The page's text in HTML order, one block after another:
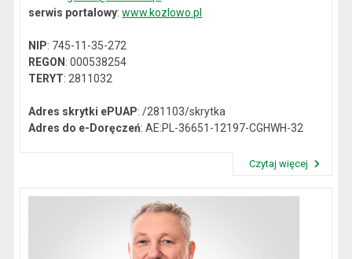
serwis portalowy:www.kozlowo.pl
NIP: 745-11-35-272
REGON: 000538254
TERYT: 2811032
Adres skrytki ePUAP: /281103/skrytka
Adres do e-Doręczeń: AE:PL-36651-12197-CGHWH-32
Czytaj więcej